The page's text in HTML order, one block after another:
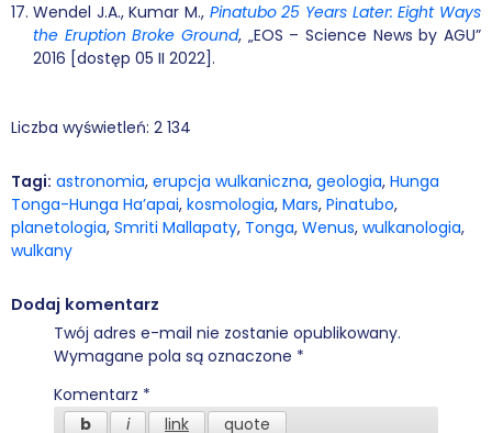
Wendel J.A., Kumar M., Pinatubo 25 Years Later: Eight Ways
the Eruption Broke Ground, „EOS – Science News by AGU”
2016 [dostęp 05 II 2022].
Liczba wyświetleń: 2 134
Tagi: astronomia, erupcja wulkaniczna, geologia, Hunga
Tonga-Hunga Ha’apai, kosmologia, Mars, Pinatubo,
planetologia, Smriti Mallapaty, Tonga, Wenus, wulkanologia,
wulkany
Dodaj komentarz
Twój adres e-mail nie zostanie opublikowany.
Wymagane pola są oznaczone *
Komentarz *